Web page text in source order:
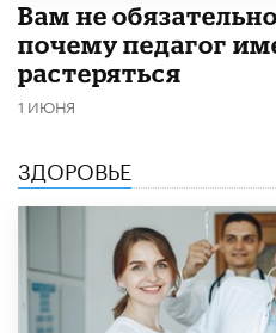
​Вам не
почему педагог
растеряться
1 ИЮНЯ
ЗДОРОВЬЕ